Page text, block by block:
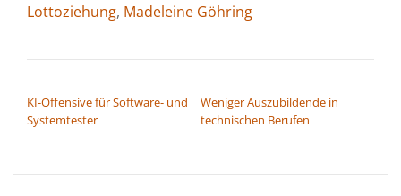
Lottoziehung, Madeleine Göhring
KI-Offensive für Software- und
Systemtester
Weniger Auszubildende in
technischen Berufen